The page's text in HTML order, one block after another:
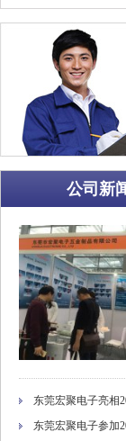
公司新
东莞宏聚电子亮相
东莞宏聚电子参加